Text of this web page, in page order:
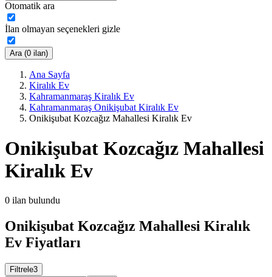
Otomatik ara
İlan olmayan seçenekleri gizle
Ara (0 ilan)
Ana Sayfa
Kiralık Ev
Kahramanmaraş Kiralık Ev
Kahramanmaraş Onikişubat Kiralık Ev
Onikişubat Kozcağız Mahallesi Kiralık Ev
Onikişubat Kozcağız Mahallesi
Kiralık Ev
0 ilan bulundu
Onikişubat Kozcağız Mahallesi Kiralık
Ev Fiyatları
Filtrele3